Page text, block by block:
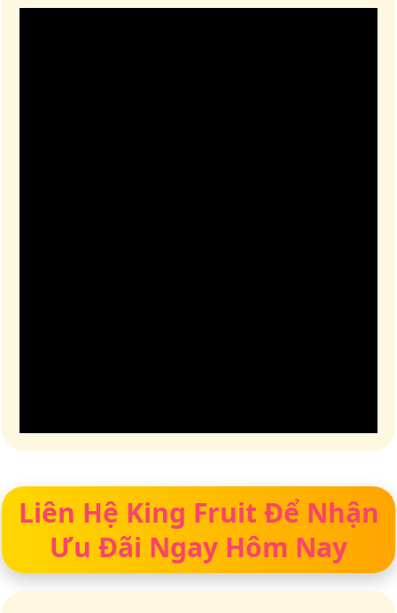
Liên Hệ King Fruit Để Nhận
Ưu Đãi Ngay Hôm Nay